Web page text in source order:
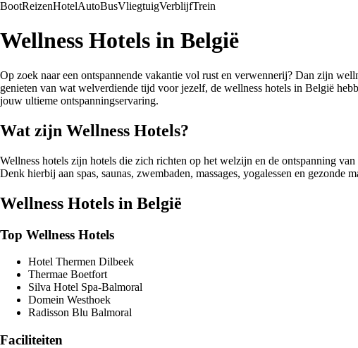
BootReizenHotelAutoBusVliegtuigVerblijfTrein
Wellness Hotels in België
Op zoek naar een ontspannende vakantie vol rust en verwennerij? Dan zijn
genieten van wat welverdiende tijd voor jezelf, de wellness hotels in België
jouw ultieme ontspanningservaring.
Wat zijn Wellness Hotels?
Wellness hotels zijn hotels die zich richten op het welzijn en de ontspanning
Denk hierbij aan spas, saunas, zwembaden, massages, yogalessen en
Wellness Hotels in België
Top Wellness Hotels
Hotel Thermen Dilbeek
Thermae Boetfort
Silva Hotel Spa-Balmoral
Domein Westhoek
Radisson Blu Balmoral
Faciliteiten